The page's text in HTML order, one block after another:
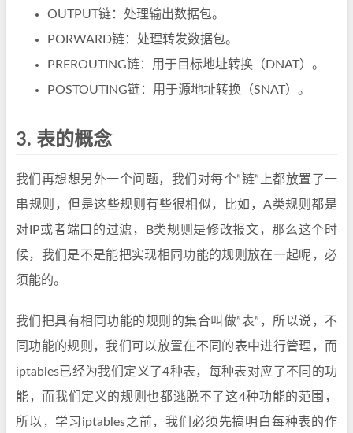
OUTPUT链：处理输出数据包。
PORWARD链：处理转发数据包。
PREROUTING链：用于目标地址转换（DNAT）。
POSTOUTING链：用于源地址转换（SNAT）。
3. 表的概念
我们再想想另外一个问题，我们对每个”链”上都放置了一
串规则，但是这些规则有些很相似，比如，A类规则都是
对IP或者端口的过滤，B类规则是修改报文，那么这个时
候，我们是不是能把实现相同功能的规则放在一起呢，必
须能的。
我们把具有相同功能的规则的集合叫做”表”，所以说，不
同功能的规则，我们可以放置在不同的表中进行管理，而
iptables已经为我们定义了4种表，每种表对应了不同的功
能，而我们定义的规则也都逃脱不了这4种功能的范围，
所以，学习iptables之前，我们必须先搞明白每种表的作